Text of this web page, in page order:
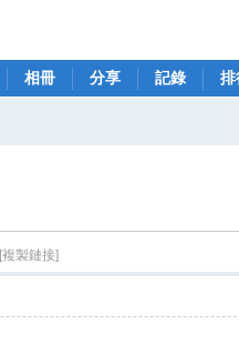
相冊 分享 記錄 排
[複製鏈接]